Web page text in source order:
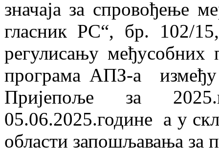
значаја за спровођење
гласник РС“, бр. 102/
регулисању међусобних
програма АПЗ-а
Пријепоље за
05.06.2025.године a у
области запошљавања за